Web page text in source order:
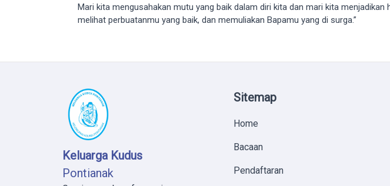
Mari kita mengusahakan mutu yang baik dalam diri kita dan mari kita
melihat perbuatanmu yang baik, dan memuliakan Bapamu yang di surga.”
Keluarga Kudus
Pontianak
Sitemap
Home
Bacaan
Pendaftaran